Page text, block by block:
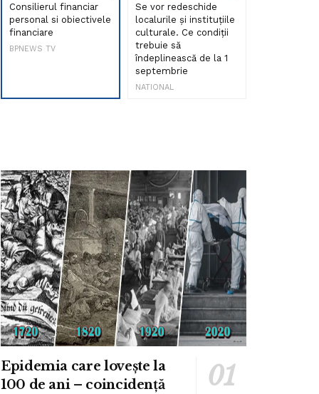
Consilierul financiar
personal si obiectivele
financiare
BPNEWS TV
Se vor redeschide
localurile și instituțiile
culturale. Ce condiții
trebuie să
îndeplinească de la 1
septembrie
NATIONAL
Epidemia care lovește la
100 de ani – coincidență